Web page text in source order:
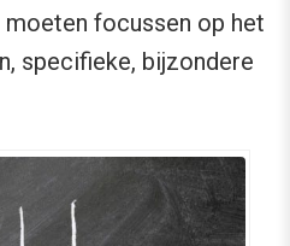
focussen op het
specifieke, bijzondere